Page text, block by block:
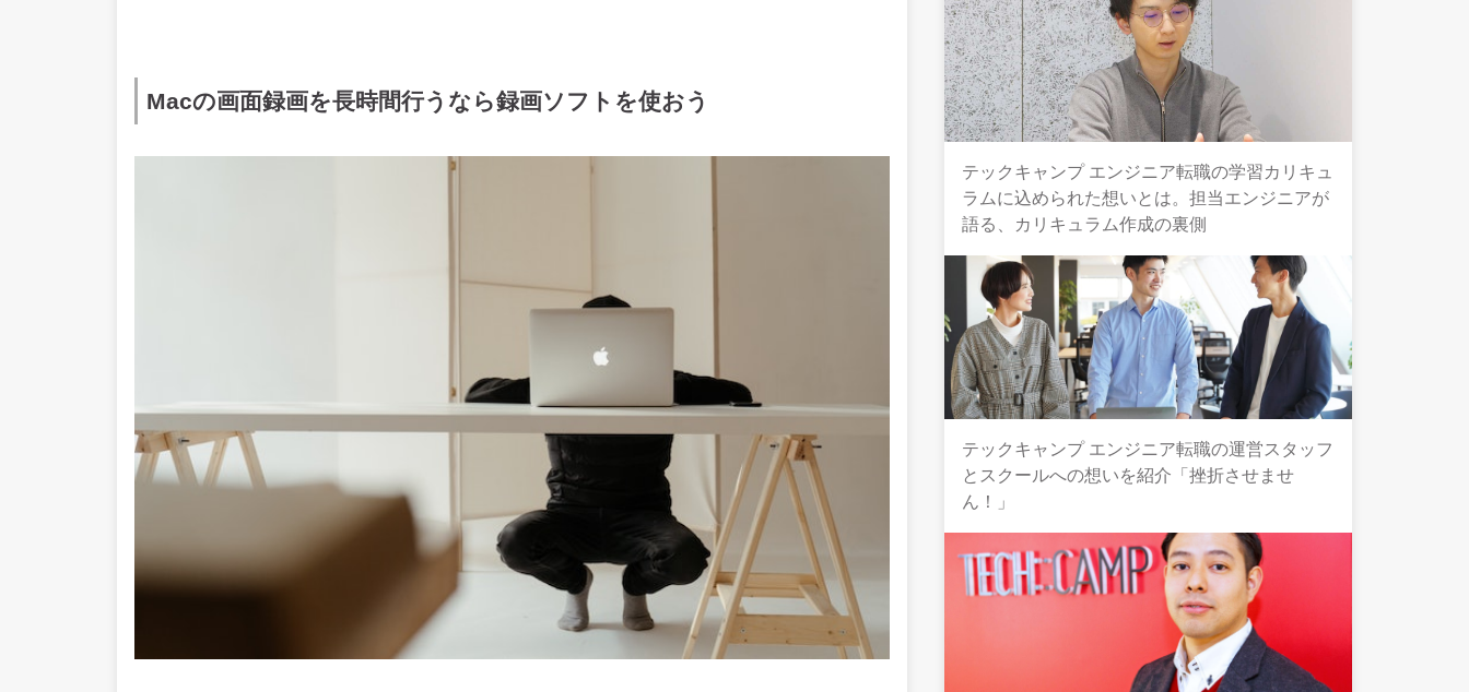
Macの画面録画を長時間行うなら録画ソフトを使おう
テックキャンプ エンジニア転職の学習カリキュ
ラムに込められた想いとは。担当エンジニアが
語る、カリキュラム作成の裏側
テックキャンプ エンジニア転職の運営スタッフ
とスクールへの想いを紹介「挫折させませ
ん！」